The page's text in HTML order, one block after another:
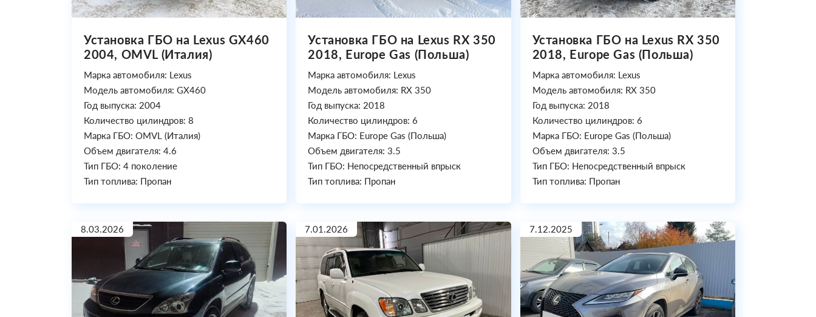
Установка ГБО на Lexus GX460
2004, OMVL (Италия)
Марка автомобиля: Lexus
Модель автомобиля: GX460
Год выпуска: 2004
Количество цилиндров: 8
Марка ГБО: OMVL (Италия)
Объем двигателя: 4.6
Тип ГБО: 4 поколение
Тип топлива: Пропан
Установка ГБО на Lexus RX 350
2018, Europe Gas (Польша)
Марка автомобиля: Lexus
Модель автомобиля: RX 350
Год выпуска: 2018
Количество цилиндров: 6
Марка ГБО: Europe Gas (Польша)
Объем двигателя: 3.5
Тип ГБО: Непосредственный впрыск
Тип топлива: Пропан
Установка ГБО на Lexus RX 350
2018, Europe Gas (Польша)
Марка автомобиля: Lexus
Модель автомобиля: RX 350
Год выпуска: 2018
Количество цилиндров: 6
Марка ГБО: Europe Gas (Польша)
Объем двигателя: 3.5
Тип ГБО: Непосредственный впрыск
Тип топлива: Пропан
8.03.2026 7.01.2026 7.12.2025